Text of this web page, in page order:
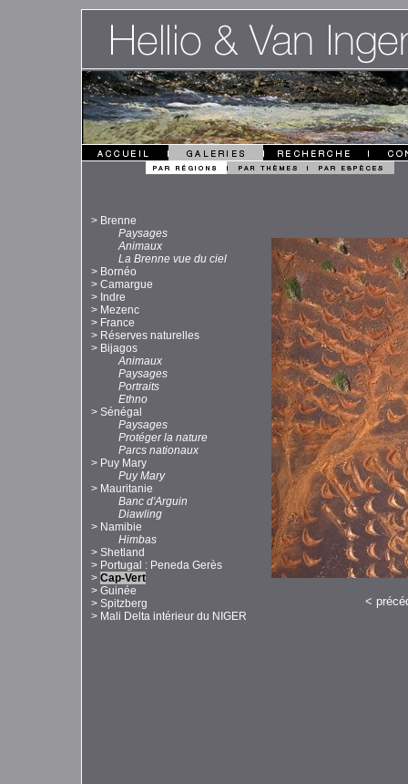
> Brenne
Paysages
Animaux
La Brenne vue du ciel
> Bornéo
> Camargue
> Indre
> Mezenc
> France
> Réserves naturelles
> Bijagos
Animaux
Paysages
Portraits
Ethno
> Sénégal
Paysages
Protéger la nature
Parcs nationaux
> Puy Mary
Puy Mary
> Mauritanie
Banc d'Arguin
Diawling
> Namibie
Himbas
> Shetland
> Portugal : Peneda Gerès
> Cap-Vert
> Guinée
> Spitzberg
> Mali Delta intérieur du NIGER
<